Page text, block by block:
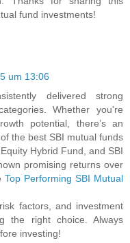
fund investments!
um 13:06
delivered strong
Whether you're
potential, there’s an
the best SBI mutual funds
Hybrid Fund, and SBI
promising returns over
Top Performing SBI Mutual
factors, and investment
the right choice. Always
investing!